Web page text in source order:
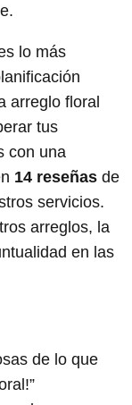
lo más
arreglo floral
tus
con una
14 reseñas de
servicios.
arreglos, la
en las
de lo que